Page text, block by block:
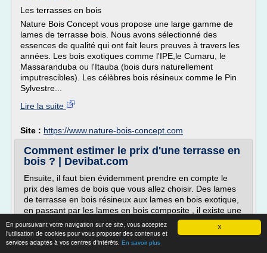
X
En poursuivant votre navigation sur ce site, vous acceptez
l'utilisation de cookies pour vous proposer des contenus et
services adaptés à vos centres d'intérêts. En savoir plus
Les terrasses en bois
Nature Bois Concept vous propose une large gamme de
lames de terrasse bois. Nous avons sélectionné des
essences de qualité qui ont fait leurs preuves à travers les
années. Les bois exotiques comme l'IPE,le Cumaru, le
Massaranduba ou l'Itauba (bois durs naturellement
imputrescibles). Les célèbres bois résineux comme le Pin
Sylvestre...
Lire la suite
Site : https://www.nature-bois-concept.com
Comment estimer le prix d'une terrasse en
bois ? | Devibat.com
Ensuite, il faut bien évidemment prendre en compte le
prix des lames de bois que vous allez choisir. Des lames
de terrasse en bois résineux aux lames en bois exotique,
en passant par les lames en bois composite , il existe une
très grande variété d'essences disponibles sur le marché,
et à tous les prix. Si les bois résineux sont les moins chers
(à partir de 20EUR/m² pour du pin, du...